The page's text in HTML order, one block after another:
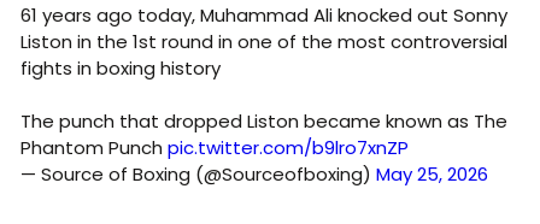
61 years ago today, Muhammad Ali knocked out Sonny
Liston in the 1st round in one of the most controversial
fights in boxing history
The punch that dropped Liston became known as The
Phantom Punch pic.twitter.com/b9lro7xnZP
— Source of Boxing (@Sourceofboxing) May 25, 2026